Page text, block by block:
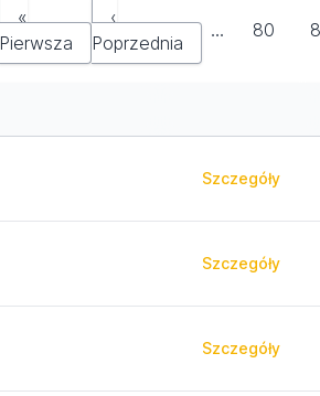
«
Pierwsza
‹
Poprzednia
… 80
Szczegóły
Szczegóły
Szczegóły